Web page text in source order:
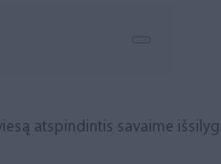
šviesą atspindintis savaime